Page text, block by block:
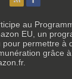
au
EU, un
pour permettre à
grâce